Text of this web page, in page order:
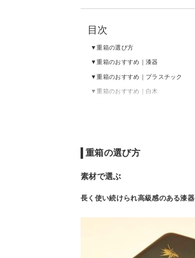
目次
重箱の選び方
重箱のおすすめ｜漆器
重箱のおすすめ｜プラスチック
重箱のおすすめ｜白木
重箱の選び方
素材で選ぶ
長く使い続けられ高級感のある漆器